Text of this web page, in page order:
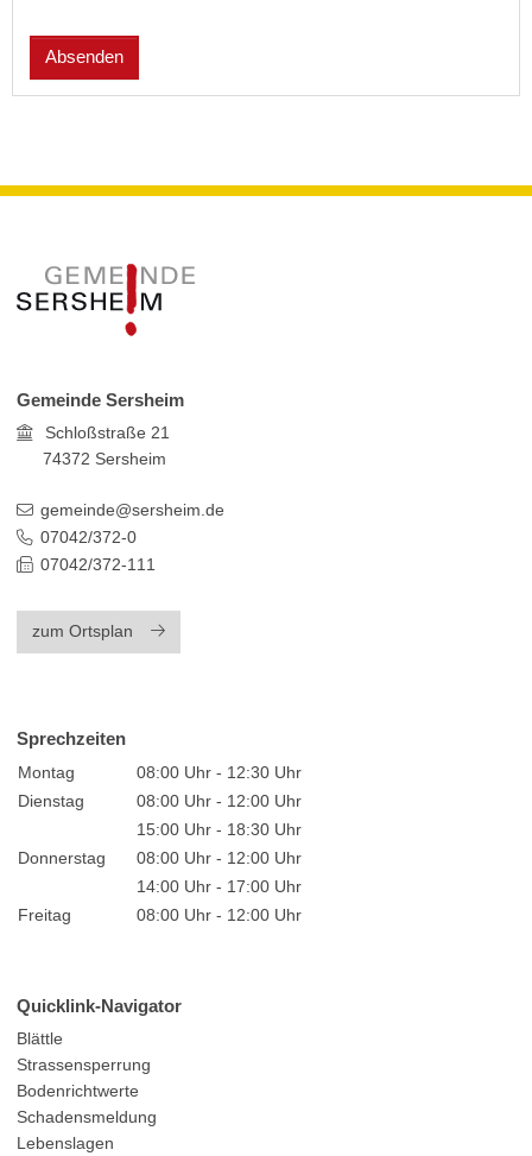
Gemeinde Sersheim
Schloßstraße 21
74372 Sersheim
gemeinde@sersheim.de
07042/372-0
07042/372-111
zum Ortsplan
Sprechzeiten
Montag
08:00 Uhr - 12:30 Uhr
Dienstag
08:00 Uhr - 12:00 Uhr
15:00 Uhr - 18:30 Uhr
Donnerstag
08:00 Uhr - 12:00 Uhr
14:00 Uhr - 17:00 Uhr
Freitag
08:00 Uhr - 12:00 Uhr
Quicklink-Navigator
Blättle
Strassensperrung
Bodenrichtwerte
Schadensmeldung
Lebenslagen